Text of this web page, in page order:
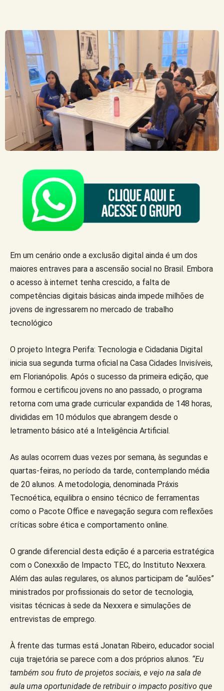
Em um cenário onde a exclusão digital ainda é um dos
maiores entraves para a ascensão social no Brasil. Embora
o acesso à internet tenha crescido, a falta de
competências digitais básicas ainda impede milhões de
jovens de ingressarem no mercado de trabalho
tecnológico
O projeto Integra Perifa: Tecnologia e Cidadania Digital
inicia sua segunda turma oficial na Casa Cidades Invisíveis,
em Florianópolis. Após o sucesso da primeira edição, que
formou e certificou jovens no ano passado, o programa
retorna com uma grade curricular expandida de 148 horas,
divididas em 10 módulos que abrangem desde o
letramento básico até a Inteligência Artificial.
As aulas ocorrem duas vezes por semana, às segundas e
quartas-feiras, no período da tarde, contemplando média
de 20 alunos. A metodologia, denominada Práxis
Tecnoética, equilibra o ensino técnico de ferramentas
como o Pacote Office e navegação segura com reflexões
críticas sobre ética e comportamento online.
O grande diferencial desta edição é a parceria estratégica
com o Conexxão de Impacto TEC, do Instituto Nexxera.
Além das aulas regulares, os alunos participam de “aulões”
ministrados por profissionais do setor de tecnologia,
visitas técnicas à sede da Nexxera e simulações de
entrevistas de emprego.
À frente das turmas está Jonatan Ribeiro, educador social
cuja trajetória se parece com a dos próprios alunos. “Eu
também sou fruto de projetos sociais, e vejo na sala de
aula uma oportunidade de retribuir o impacto positivo que